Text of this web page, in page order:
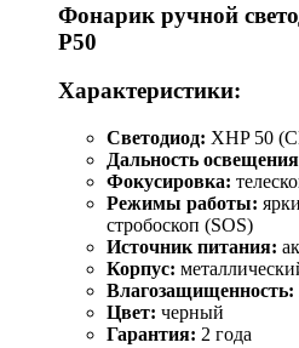
Фонарик ручной
Р50
Характеристики:
Светодиод: XHP 50
Дальность
Фокусировка:
Режимы работы:
стробоскоп (SOS)
Источник питания:
Корпус:
Влагозащищенность:
Цвет: черный
Гарантия: 2 года